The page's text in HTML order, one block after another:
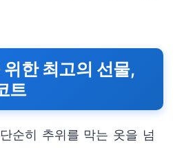
한 최고의 선물,
트
순히 추위를 막는 옷을 넘